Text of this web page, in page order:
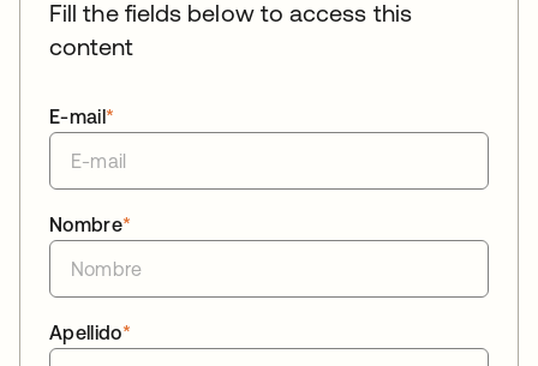
Fill the fields below to access this
content
*
E-mail
*
Nombre
*
Apellido